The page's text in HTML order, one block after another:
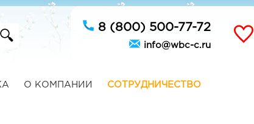
8 (800) 500-77-72
info@wbc-c.ru
О КОМПАНИИ СОТРУДНИЧЕСТВО